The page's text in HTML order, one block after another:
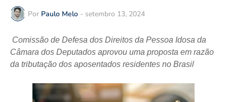
Por Paulo Melo - setembro 13, 2024
Comissão de Defesa dos Direitos da Pessoa Idosa da
Câmara dos Deputados aprovou uma proposta em razão
da tributação dos aposentados residentes no Brasil